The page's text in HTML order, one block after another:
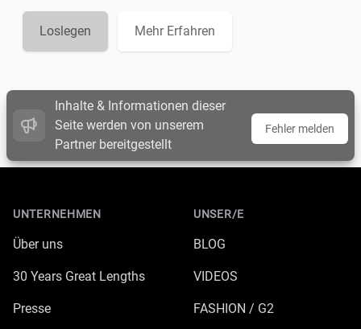
Loslegen Mehr Erfahren
Inhalte & Informationen dieser
Seite werden von unserem
Partner bereitgestellt
Fehler melden
UNTERNEHMEN
Über uns
30 Years Great Lengths
Presse
UNSER/E
BLOG
VIDEOS
FASHION / G2